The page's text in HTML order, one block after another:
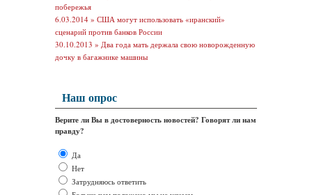
побережья
6.03.2014 » США могут использовать «иранский»
сценарий против банков России
30.10.2013 » Два года мать держала свою новорожденную
дочку в багажнике машины
Наш опрос
Верите ли Вы в достоверность новостей? Говорят ли нам
правду?
Да
Нет
Затрудняюсь ответить